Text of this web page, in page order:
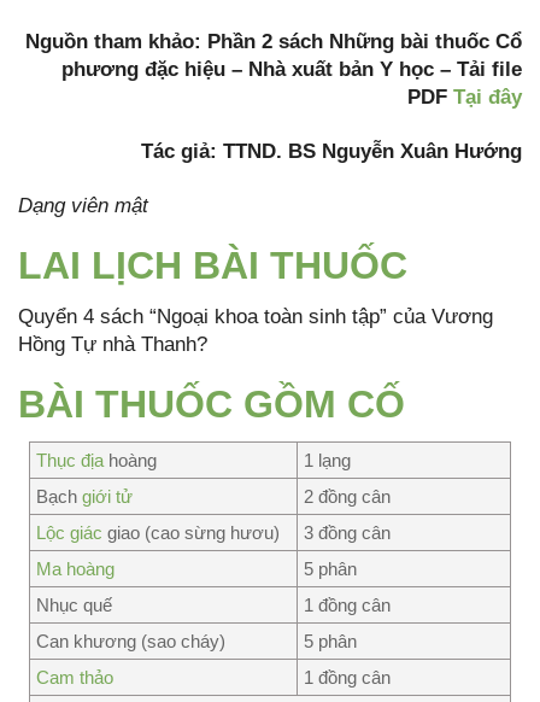
Nguồn tham khảo: Phần 2 sách Những bài thuốc Cổ
phương đặc hiệu – Nhà xuất bản Y học – Tải file
PDF Tại đây
Tác giả: TTND. BS Nguyễn Xuân Hướng
Dạng viên mật
LAI LỊCH BÀI THUỐC
Quyển 4 sách “Ngoại khoa toàn sinh tập” của Vương
Hồng Tự nhà Thanh?
BÀI THUỐC GỒM CỐ
Thục địa hoàng
1 lạng
Bạch giới tử
2 đồng cân
Lộc giác giao (cao sừng hươu)
3 đồng cân
Ma hoàng
5 phân
Nhục quế
1 đồng cân
Can khương (sao cháy)
5 phân
Cam thảo
1 đồng cân